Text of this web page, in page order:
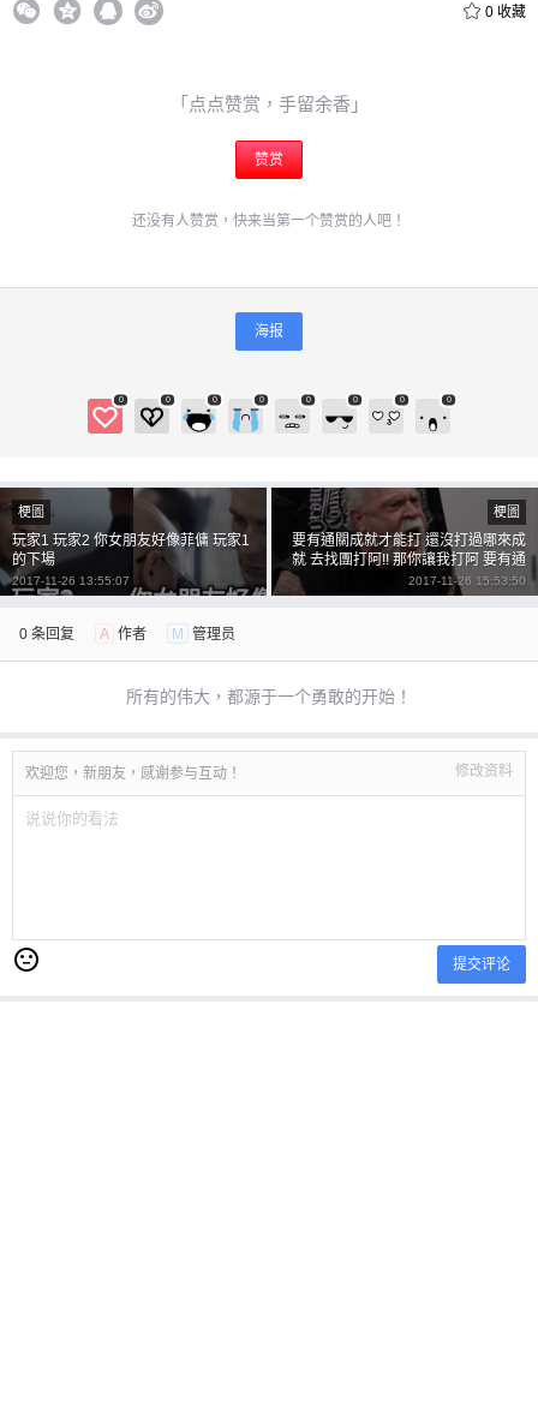
0 收藏
「点点赞赏，手留余香」
赞赏
还没有人赞赏，快来当第一个赞赏的人吧！
海报
0 0 0 0 0 0 0 0
梗圖
玩家1 玩家2 你女朋友好像菲傭 玩家1
的下場
2017-11-26 13:55:07
梗圖
要有通關成就才能打 還沒打過哪來成
就 去找團打阿!! 那你讓我打阿 要有通
關成就才能打
2017-11-26 15:53:50
0 条回复 A 作者 M 管理员
所有的伟大，都源于一个勇敢的开始！
欢迎您，新朋友，感谢参与互动！ 修改资料
提交评论